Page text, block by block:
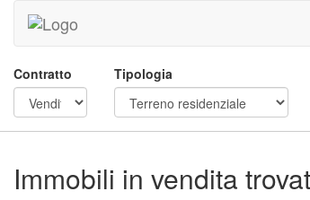
Contratto Tipologia
Immobili in vendita